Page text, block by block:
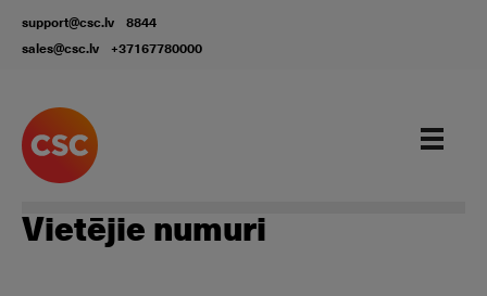
support@csc.lv
8844
sales@csc.lv
+37167780000
Our services
Vietējie numuri